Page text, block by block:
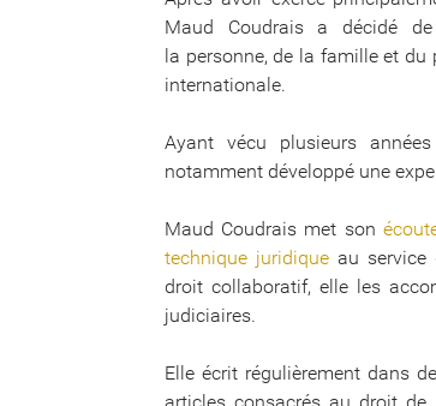
Maud Coudrais a décidé
la personne, de la famille et
internationale.
Ayant vécu plusieurs
notamment développé une
Maud Coudrais met son
technique juridiqueau service
droit collaboratif, elle les
judiciaires.
Elle écrit régulièrement dans